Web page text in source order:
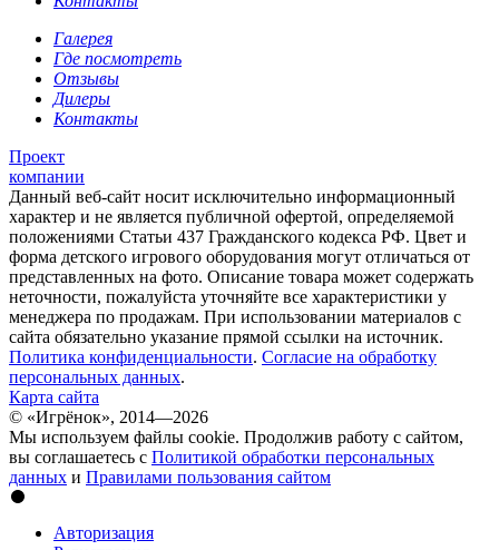
Галерея
Где посмотреть
Отзывы
Дилеры
Контакты
Проект
компании
Данный веб-сайт носит исключительно информационный
характер и не является публичной офертой, определяемой
положениями Статьи 437 Гражданского кодекса РФ. Цвет и
форма детского игрового оборудования могут отличаться от
представленных на фото. Описание товара может содержать
неточности, пожалуйста уточняйте все характеристики у
менеджера по продажам. При использовании материалов с
сайта обязательно указание прямой ссылки на источник.
Политика конфиденциальности. Согласие на обработку
персональных данных.
Карта сайта
© «Игрёнок», 2014—2026
Мы используем файлы cookie. Продолжив работу с сайтом,
вы соглашаетесь с Политикой обработки персональных
данных и Правилами пользования сайтом
Авторизация